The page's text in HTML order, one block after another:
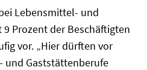
Lebensmittel- und
Prozent der Beschäftigten
vor. „Hier dürften vor
und Gaststättenberufe